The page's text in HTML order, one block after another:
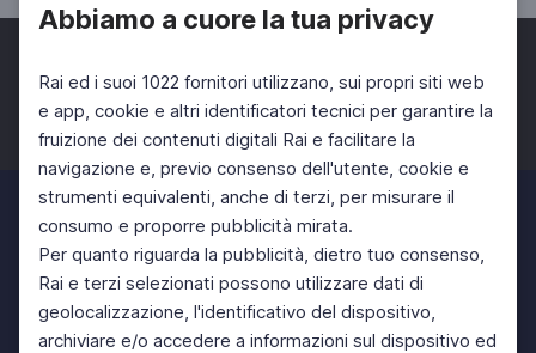
Abbiamo a cuore la tua privacy
Rai ed i suoi 1022 fornitori utilizzano, sui propri siti web
e app, cookie e altri identificatori tecnici per garantire la
fruizione dei contenuti digitali Rai e facilitare la
navigazione e, previo consenso dell'utente, cookie e
strumenti equivalenti, anche di terzi, per misurare il
consumo e proporre pubblicità mirata.
Per quanto riguarda la pubblicità, dietro tuo consenso,
Rai e terzi selezionati possono utilizzare dati di
geolocalizzazione, l'identificativo del dispositivo,
archiviare e/o accedere a informazioni sul dispositivo ed
Facebook Twitter Instagram